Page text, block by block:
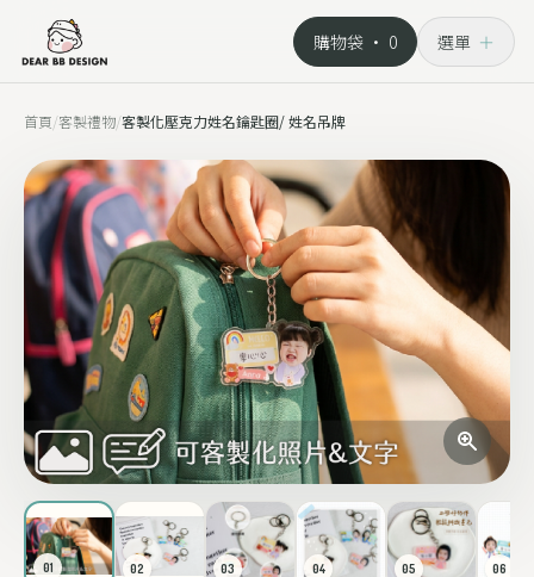
購物袋 · 0 選單 ＋
首頁/客製禮物/客製化壓克力姓名鑰匙圈/ 姓名吊牌
01 02 03 04 05 06